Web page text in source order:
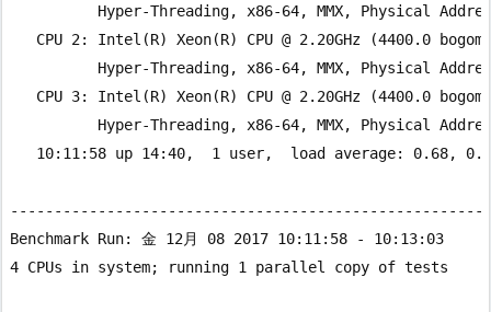
Hyper-Threading, x86-64, MMX, Physical
CPU 2: Intel(R) Xeon(R) CPU @ 2.20GHz (4400.0
Hyper-Threading, x86-64, MMX, Physical
CPU 3: Intel(R) Xeon(R) CPU @ 2.20GHz (4400.0
Hyper-Threading, x86-64, MMX, Physical
10:11:58 up 14:40,  1 user,  load average: 0.68,
Benchmark Run: 金 12月 08 2017 10:11:58 - 10:13:03
4 CPUs in system; running 1 parallel copy of tests